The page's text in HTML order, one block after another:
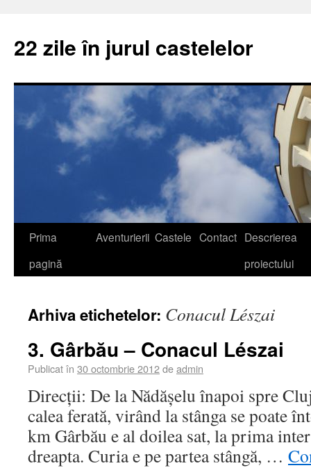
22 zile în jurul castelelor
Prima
pagină
Aventurierii Castele Contact Descrierea
proiectului
Arhiva etichetelor: Conacul Lészai
3. Gârbău – Conacul Lészai
Publicat în 30 octombrie 2012deadmin
Direcții: De la Nădășelu înapoi spre
calea ferată, virând la stânga se poate
km Gârbău e al doilea sat, la prima
dreapta. Curia e pe partea stângă, …